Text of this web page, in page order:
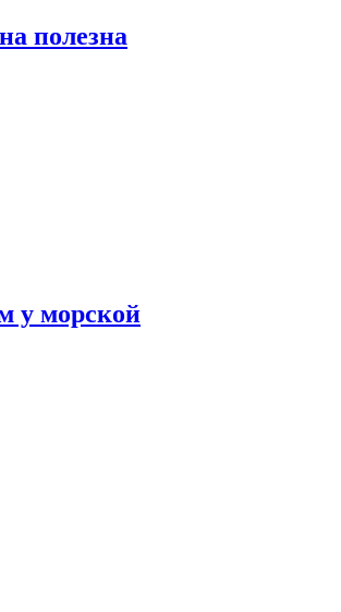
полезна
у морской